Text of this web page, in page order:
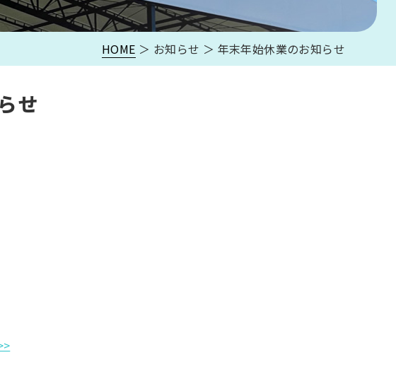
HOME ＞ お知らせ ＞ 年末年始休業のお知らせ
せ